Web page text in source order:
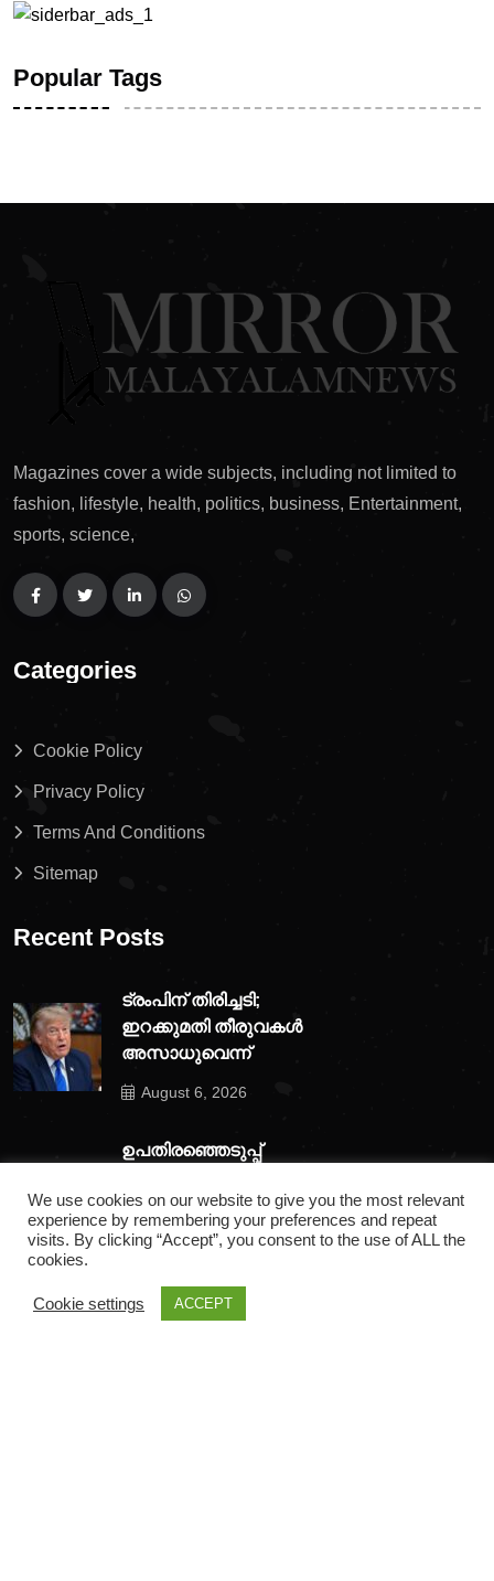
Popular Tags
Magazines cover a wide subjects, including not limited to
fashion, lifestyle, health, politics, business, Entertainment,
sports, science,
Categories
Cookie Policy
Privacy Policy
Terms And Conditions
Sitemap
Recent Posts
ട്രംപിന് തിരിച്ചടി;
ഇറക്കുമതി തീരുവകൾ
അസാധുവെന്ന്
August 6, 2026
ഉപതിരഞ്ഞെടുപ്പ്
ബിജെപിക്കെതിരെ
അഖിലേഷ്
We use cookies on our website to give you the most relevant
experience by remembering your preferences and repeat
visits. By clicking “Accept”, you consent to the use of ALL the
cookies.
Cookie settings ACCEPT